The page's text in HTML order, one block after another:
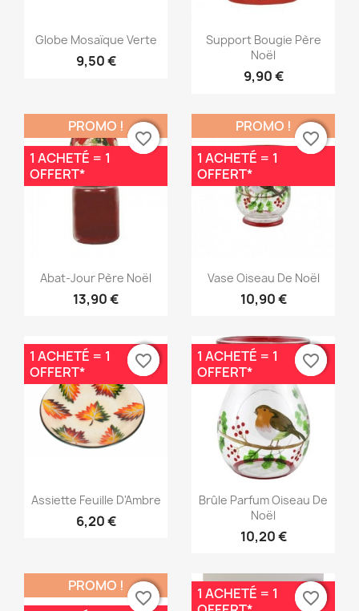
Aperçu rapide
Globe Mosaïque Verte
9,50 €
Aperçu rapide
Support Bougie Père
Noël
9,90 €
Aperçu rapide
Abat-Jour Père Noël
13,90 €
PROMO !
1 ACHETÉ = 1
OFFERT*
favorite_border
favorite_border
Aperçu rapide
Vase Oiseau De Noël
10,90 €
PROMO !
1 ACHETÉ = 1
OFFERT*
favorite_border
favorite_border
Aperçu rapide
Assiette Feuille D'Ambre
6,20 €
1 ACHETÉ = 1
OFFERT*
favorite_border
favorite_border
 Aperçu rapide
Brûle Parfum Oiseau De
Noël
10,20 €
1 ACHETÉ = 1
OFFERT*
favorite_border
favorite_border
PROMO !
favorite_border
favorite_border
1 ACHETÉ = 1
favorite_border
favorite_border